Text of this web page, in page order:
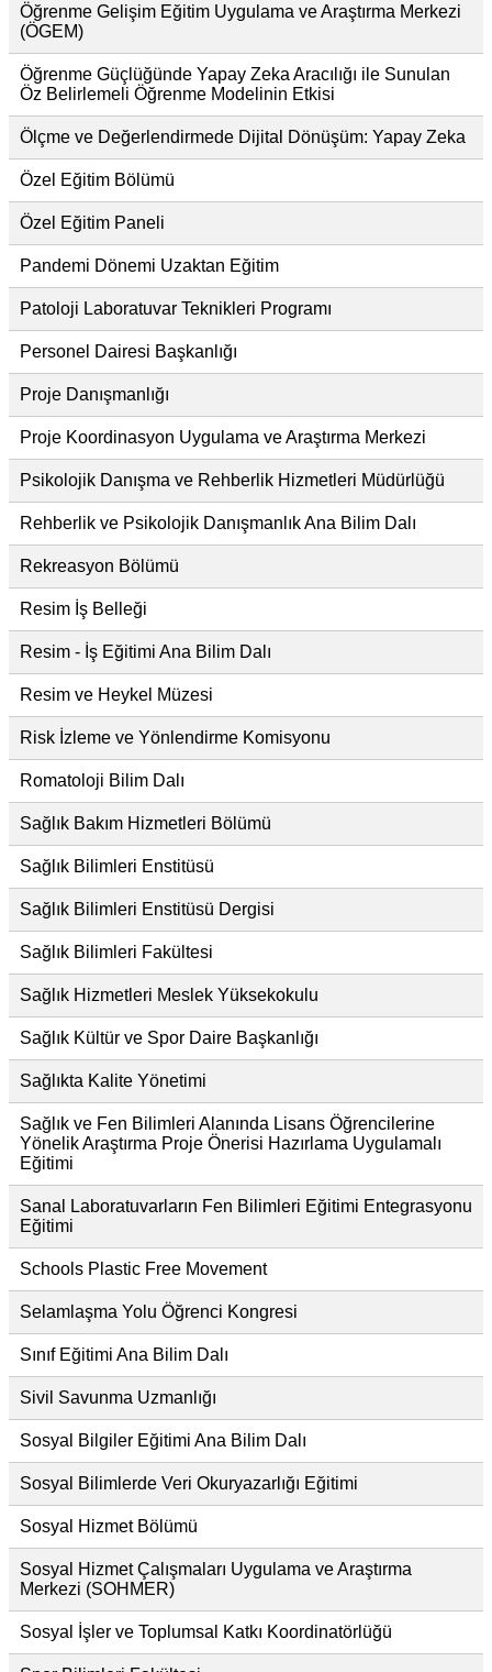
Öğrenme Gelişim Eğitim Uygulama ve Araştırma Merkezi
(ÖGEM)
Öğrenme Güçlüğünde Yapay Zeka Aracılığı ile Sunulan
Öz Belirlemeli Öğrenme Modelinin Etkisi
Ölçme ve Değerlendirmede Dijital Dönüşüm: Yapay Zeka
Özel Eğitim Bölümü
Özel Eğitim Paneli
Pandemi Dönemi Uzaktan Eğitim
Patoloji Laboratuvar Teknikleri Programı
Personel Dairesi Başkanlığı
Proje Danışmanlığı
Proje Koordinasyon Uygulama ve Araştırma Merkezi
Psikolojik Danışma ve Rehberlik Hizmetleri Müdürlüğü
Rehberlik ve Psikolojik Danışmanlık Ana Bilim Dalı
Rekreasyon Bölümü
Resim İş Belleği
Resim - İş Eğitimi Ana Bilim Dalı
Resim ve Heykel Müzesi
Risk İzleme ve Yönlendirme Komisyonu
Romatoloji Bilim Dalı
Sağlık Bakım Hizmetleri Bölümü
Sağlık Bilimleri Enstitüsü
Sağlık Bilimleri Enstitüsü Dergisi
Sağlık Bilimleri Fakültesi
Sağlık Hizmetleri Meslek Yüksekokulu
Sağlık Kültür ve Spor Daire Başkanlığı
Sağlıkta Kalite Yönetimi
Sağlık ve Fen Bilimleri Alanında Lisans Öğrencilerine
Yönelik Araştırma Proje Önerisi Hazırlama Uygulamalı
Eğitimi
Sanal Laboratuvarların Fen Bilimleri Eğitimi Entegrasyonu
Eğitimi
Schools Plastic Free Movement
Selamlaşma Yolu Öğrenci Kongresi
Sınıf Eğitimi Ana Bilim Dalı
Sivil Savunma Uzmanlığı
Sosyal Bilgiler Eğitimi Ana Bilim Dalı
Sosyal Bilimlerde Veri Okuryazarlığı Eğitimi
Sosyal Hizmet Bölümü
Sosyal Hizmet Çalışmaları Uygulama ve Araştırma
Merkezi (SOHMER)
Sosyal İşler ve Toplumsal Katkı Koordinatörlüğü